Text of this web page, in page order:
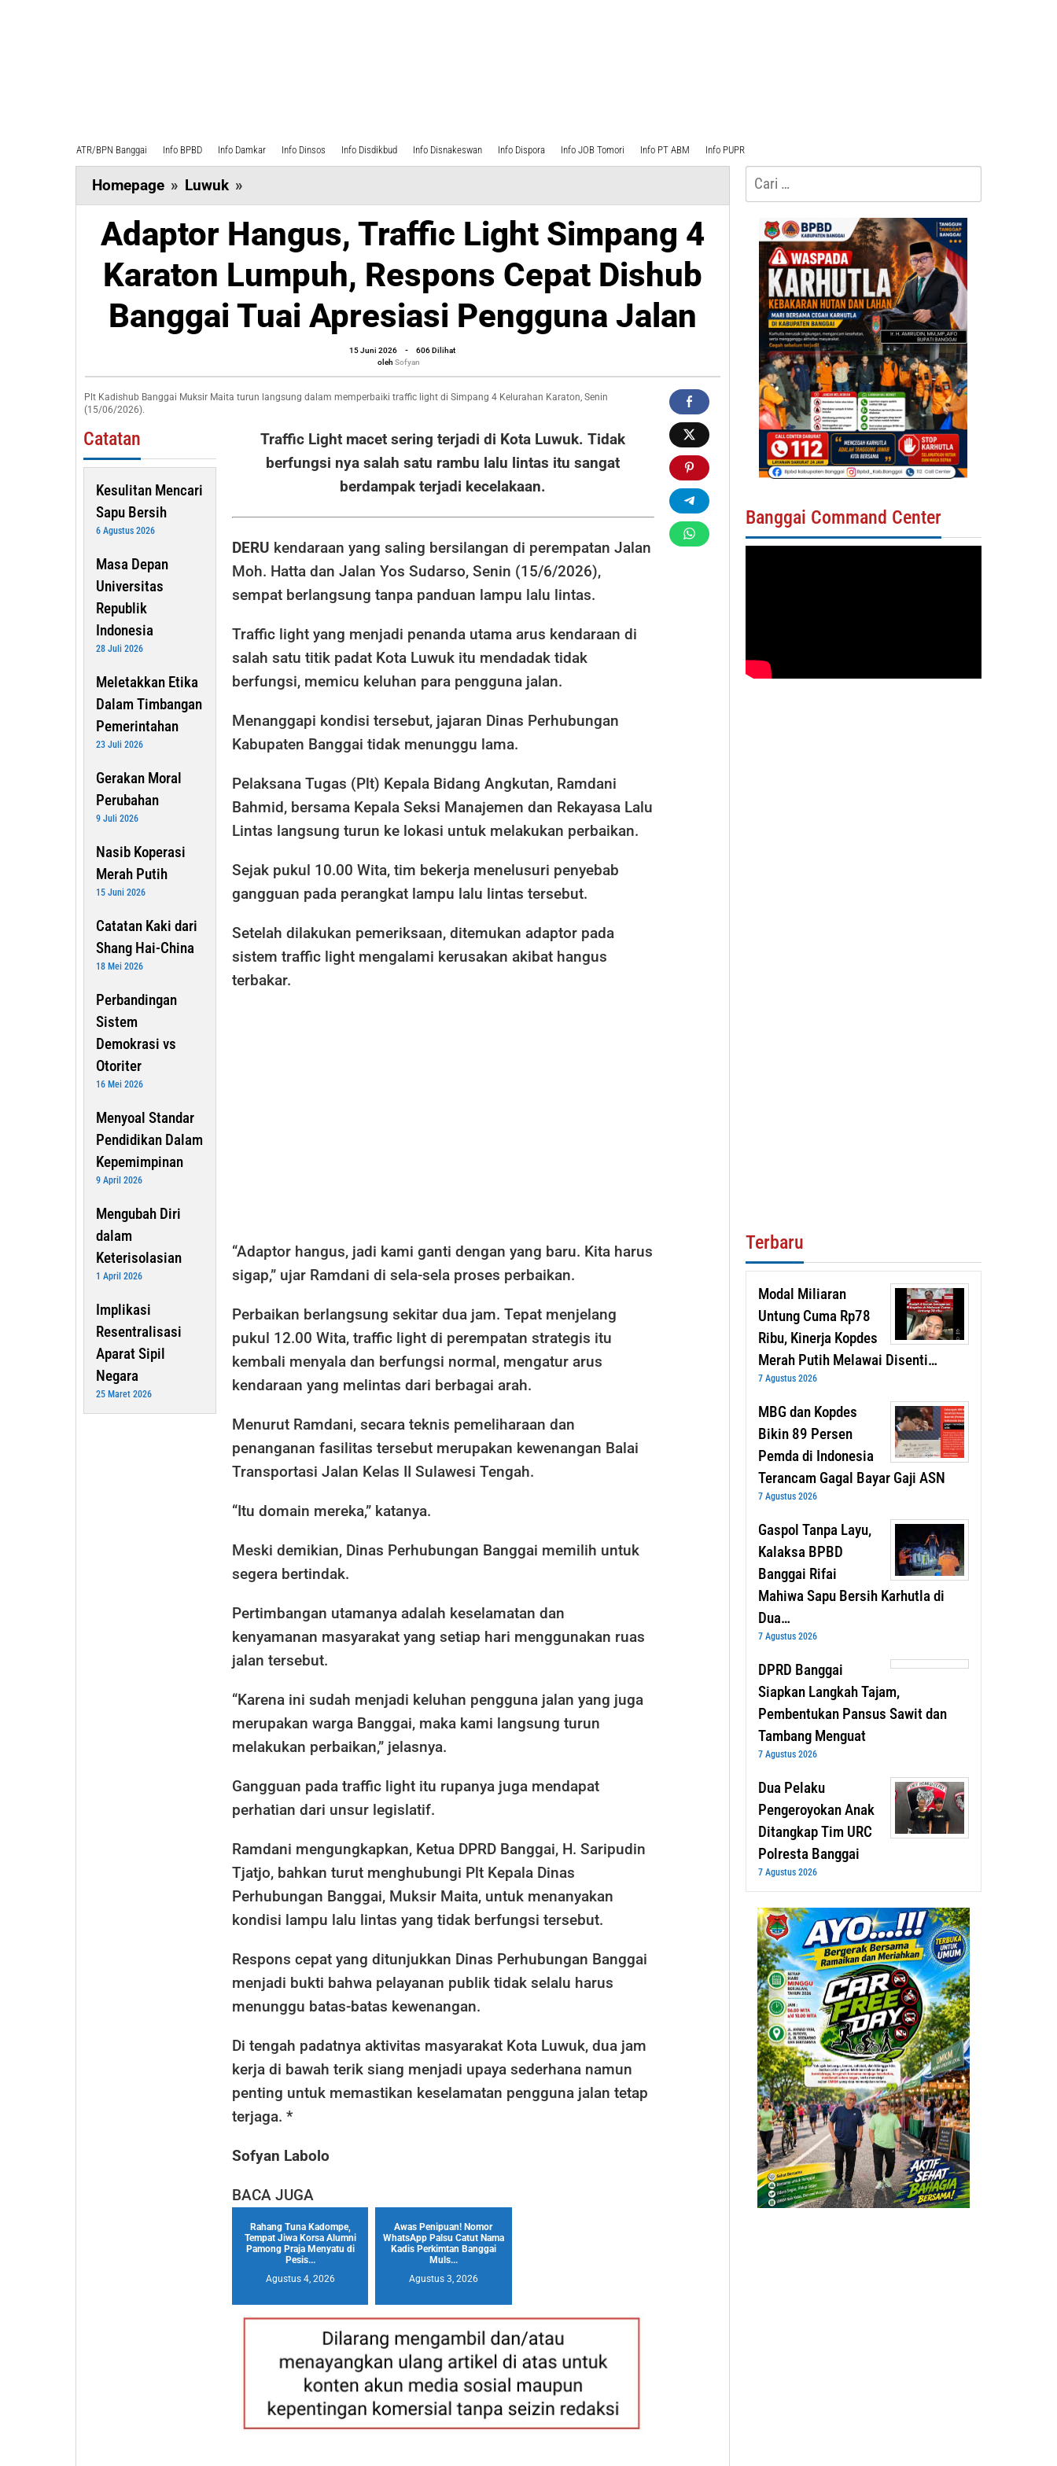
ATR/BPN Banggai Info BPBD Info Damkar Info Dinsos Info Disdikbud Info Disnakeswan Info Dispora Info JOB Tomori Info PT ABM Info PUPR
Homepage » Luwuk »
Hangus,
Traffic
Light
Simpang
Karaton
Cepat
Dishub
Tuai
Apresiasi
Jalan
Adaptor Hangus, Traffic Light Simpang 4
Karaton Lumpuh, Respons Cepat Dishub
Banggai Tuai Apresiasi Pengguna Jalan
15 Juni 2026
oleh
Sofyan
-
606 Dilihat
oleh Sofyan
Plt Kadishub Banggai Muksir Maita turun langsung dalam memperbaiki traffic light di Simpang 4 Kelurahan Karaton, Senin
(15/06/2026).
Catatan
Kesulitan Mencari
Sapu Bersih
6 Agustus 2026
Masa Depan
Universitas
Republik
Indonesia
28 Juli 2026
Meletakkan Etika
Dalam Timbangan
Pemerintahan
23 Juli 2026
Gerakan Moral
Perubahan
9 Juli 2026
Nasib Koperasi
Merah Putih
15 Juni 2026
Catatan Kaki dari
Shang Hai-China
18 Mei 2026
Perbandingan
Sistem
Demokrasi vs
Otoriter
16 Mei 2026
Menyoal Standar
Pendidikan Dalam
Kepemimpinan
9 April 2026
Mengubah Diri
dalam
Keterisolasian
1 April 2026
Implikasi
Resentralisasi
Aparat Sipil
Negara
25 Maret 2026
Traffic Light macet sering terjadi di Kota Luwuk. Tidak
berfungsi nya salah satu rambu lalu lintas itu sangat
berdampak terjadi kecelakaan.
DERU kendaraan yang saling bersilangan di perempatan Jalan
Moh. Hatta dan Jalan Yos Sudarso, Senin (15/6/2026),
sempat berlangsung tanpa panduan lampu lalu lintas.
Traffic light yang menjadi penanda utama arus kendaraan di
salah satu titik padat Kota Luwuk itu mendadak tidak
berfungsi, memicu keluhan para pengguna jalan.
Menanggapi kondisi tersebut, jajaran Dinas Perhubungan
Kabupaten Banggai tidak menunggu lama.
Pelaksana Tugas (Plt) Kepala Bidang Angkutan, Ramdani
Bahmid, bersama Kepala Seksi Manajemen dan Rekayasa Lalu
Lintas langsung turun ke lokasi untuk melakukan perbaikan.
Sejak pukul 10.00 Wita, tim bekerja menelusuri penyebab
gangguan pada perangkat lampu lalu lintas tersebut.
Setelah dilakukan pemeriksaan, ditemukan adaptor pada
sistem traffic light mengalami kerusakan akibat hangus
terbakar.
“Adaptor hangus, jadi kami ganti dengan yang baru. Kita harus
sigap,” ujar Ramdani di sela-sela proses perbaikan.
Perbaikan berlangsung sekitar dua jam. Tepat menjelang
pukul 12.00 Wita, traffic light di perempatan strategis itu
kembali menyala dan berfungsi normal, mengatur arus
kendaraan yang melintas dari berbagai arah.
Menurut Ramdani, secara teknis pemeliharaan dan
penanganan fasilitas tersebut merupakan kewenangan Balai
Transportasi Jalan Kelas II Sulawesi Tengah.
“Itu domain mereka,” katanya.
Meski demikian, Dinas Perhubungan Banggai memilih untuk
segera bertindak.
Pertimbangan utamanya adalah keselamatan dan
kenyamanan masyarakat yang setiap hari menggunakan ruas
jalan tersebut.
“Karena ini sudah menjadi keluhan pengguna jalan yang juga
merupakan warga Banggai, maka kami langsung turun
melakukan perbaikan,” jelasnya.
Gangguan pada traffic light itu rupanya juga mendapat
perhatian dari unsur legislatif.
Ramdani mengungkapkan, Ketua DPRD Banggai, H. Saripudin
Tjatjo, bahkan turut menghubungi Plt Kepala Dinas
Perhubungan Banggai, Muksir Maita, untuk menanyakan
kondisi lampu lalu lintas yang tidak berfungsi tersebut.
Respons cepat yang ditunjukkan Dinas Perhubungan Banggai
menjadi bukti bahwa pelayanan publik tidak selalu harus
menunggu batas-batas kewenangan.
Di tengah padatnya aktivitas masyarakat Kota Luwuk, dua jam
kerja di bawah terik siang menjadi upaya sederhana namun
penting untuk memastikan keselamatan pengguna jalan tetap
terjaga. *
Sofyan Labolo
BACA JUGA
Rahang Tuna Kadompe,
Tempat Jiwa Korsa Alumni
Pamong Praja Menyatu di
Pesis...
Agustus 4, 2026
Awas Penipuan! Nomor
WhatsApp Palsu Catut Nama
Kadis Perkimtan Banggai
Muls...
Agustus 3, 2026
Cari
untuk:
Banggai Command Center
Terbaru
Modal Miliaran
Untung Cuma Rp78
Ribu, Kinerja Kopdes
Merah Putih Melawai Disenti…
7 Agustus 2026
MBG dan Kopdes
Bikin 89 Persen
Pemda di Indonesia
Terancam Gagal Bayar Gaji ASN
7 Agustus 2026
Gaspol Tanpa Layu,
Kalaksa BPBD
Banggai Rifai
Mahiwa Sapu Bersih Karhutla di
Dua…
7 Agustus 2026
DPRD Banggai
Siapkan Langkah Tajam,
Pembentukan Pansus Sawit dan
Tambang Menguat
7 Agustus 2026
Dua Pelaku
Pengeroyokan Anak
Ditangkap Tim URC
Polresta Banggai
7 Agustus 2026